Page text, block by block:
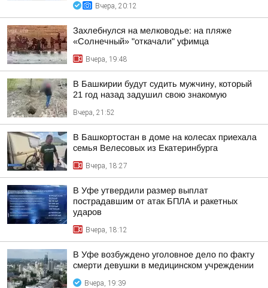
Вчера, 20:12
Захлебнулся на мелководье: на пляже
«Солнечный» "откачали" уфимца
Вчера, 19:48
В Башкирии будут судить мужчину, который
21 год назад задушил свою знакомую
Вчера, 21:52
В Башкортостан в доме на колесах приехала
семья Велесовых из Екатеринбурга
Вчера, 18:27
В Уфе утвердили размер выплат
пострадавшим от атак БПЛА и ракетных
ударов
Вчера, 18:12
В Уфе возбуждено уголовное дело по факту
смерти девушки в медицинском учреждении
Вчера, 19:39